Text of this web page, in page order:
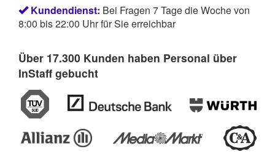
Kundendienst: Bei Fragen 7 Tage die Woche von
8:00 bis 22:00 Uhr für Sie erreichbar
Über 17.300 Kunden haben Personal über
InStaff gebucht